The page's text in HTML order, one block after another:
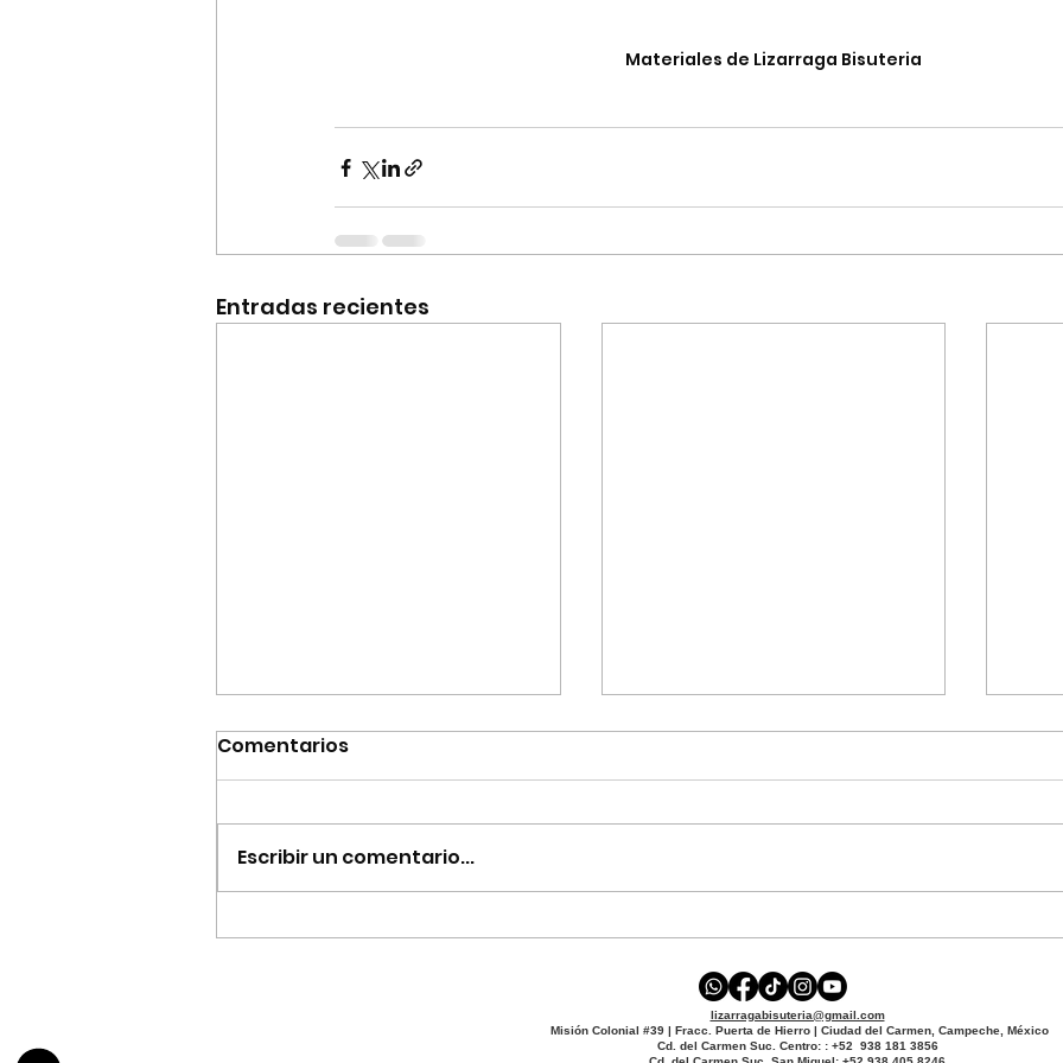
Materiales de Lizarraga Bisuteria
Entradas recientes
✂️ Desarmar para
😱 No vas a creer cómo
cuando empecé (La
prueba de que la
🤫
Comentarios
Escribir un comentario...
lizarragabisuteria@gmail.com
Misión Colonial #39 | Fracc. Puerta de Hierro | Ciudad del Carmen, Campeche, México
Cd. del Carmen Suc. Centro: : +52 938 181 3856